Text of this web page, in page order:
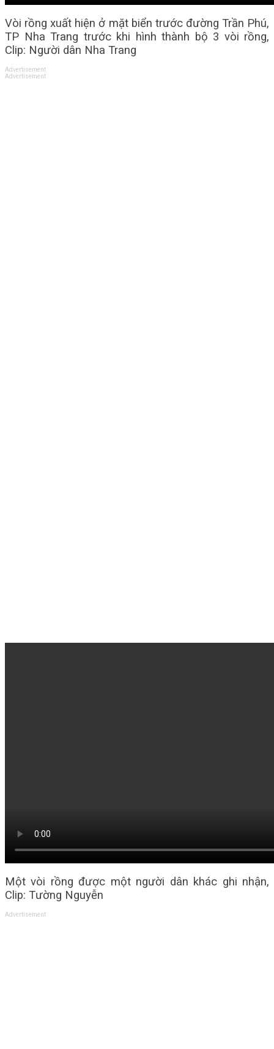
Vòi rồng xuất hiện ở mặt biển trước đường Trần Phú,
TP Nha Trang trước khi hình thành bộ 3 vòi rồng,
Clip: Người dân Nha Trang
Advertisement
Advertisement
Một vòi rồng được một người dân khác ghi nhận,
Clip: Tường Nguyễn
Advertisement